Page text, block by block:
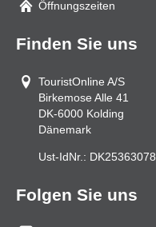
Öffnungszeiten
Finden Sie uns
TouristOnline A/S
Birkemose Alle 41
DK-6000 Kolding
Dänemark
Ust-IdNr.: DK25363078
Folgen Sie uns